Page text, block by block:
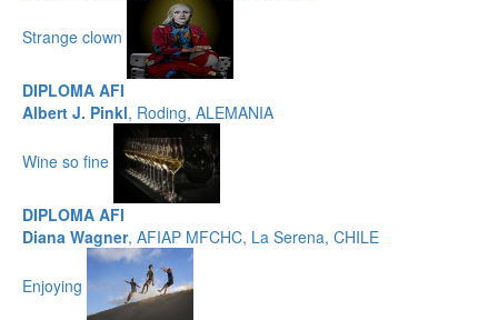
Strange clown
DIPLOMA AFI
Albert J. Pinkl, Roding, ALEMANIA
Wine so fine
DIPLOMA AFI
Diana Wagner, AFIAP MFCHC, La Serena, CHILE
Enjoying